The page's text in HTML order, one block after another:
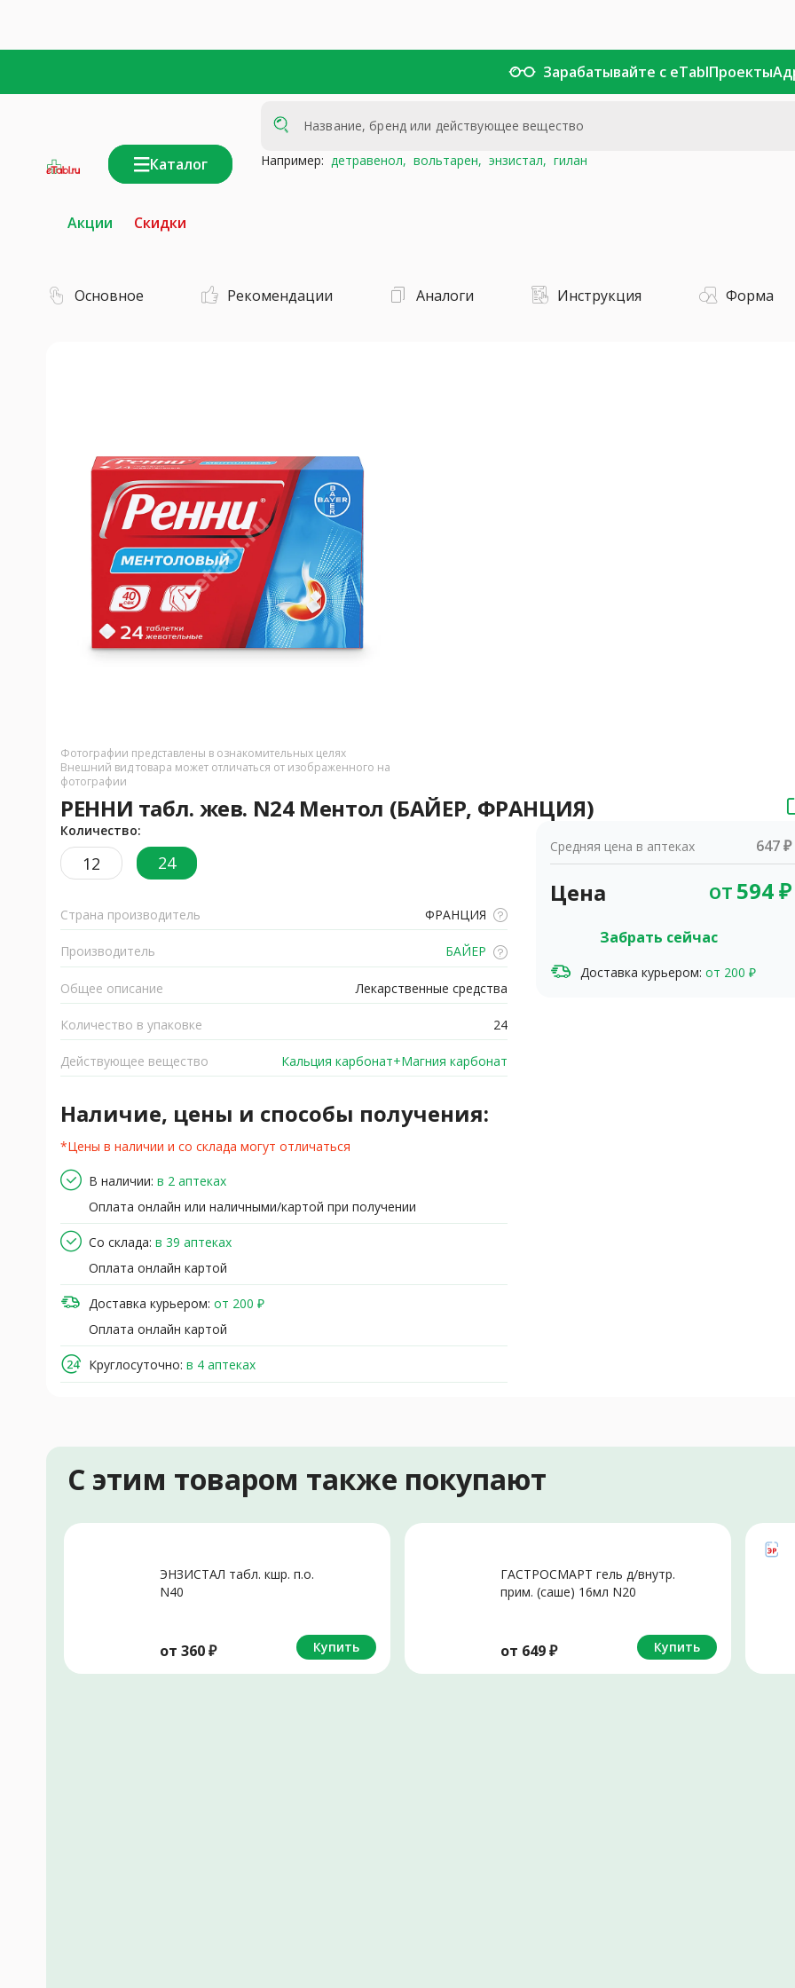
Зарабатывайте с eTablПроекты
Каталог Например: детравенол, вольтарен, энзистал, гилан
Акции Скидки
Основное Рекомендации Аналоги Инструкция Форма
Фотографии представлены в ознакомительных целях
Внешний вид товара может отличаться от изображенного на
фотографии
РЕННИ табл. жев. N24 Ментол (БАЙЕР, ФРАНЦИЯ)
Количество:
12 24
Страна производитель ФРАНЦИЯ
Производитель БАЙЕР
Общее описание Лекарственные средства
Количество в упаковке 24
Действующее вещество Кальция карбонат+Магния карбонат
Наличие, цены и способы получения:
*Цены в наличии и со склада могут отличаться
В наличии: в 2 аптеках
Оплата онлайн или наличными/картой при получении
Со склада: в 39 аптеках
Оплата онлайн картой
Доставка курьером: от 200 ₽
Оплата онлайн картой
Круглосуточно: в 4 аптеках
Средняя цена в аптеках 647 ₽
Цена от594₽
Забрать сейчас
Доставка курьером: от 200 ₽
С этим товаром также покупают
ЭНЗИСТАЛ табл. кшр. п.о.
N40
от 360₽ Купить
ГАСТРОСМАРТ гель д/внутр.
прим. (саше) 16мл N20
от 649₽ Купить